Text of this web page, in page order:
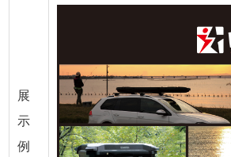
展
示
例